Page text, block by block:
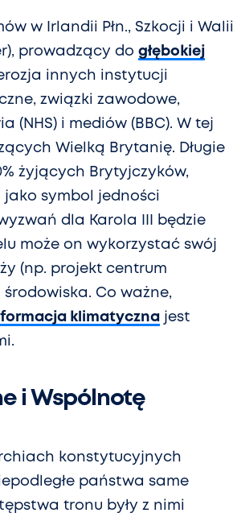
w Irlandii Płn., Szkocji i Walii
prowadzący do głębokiej
innych instytucji
związki zawodowe,
i mediów (BBC). W tej
Wielką Brytanię. Długie
żyjących Brytyjczyków,
symbol jedności
dla Karola III będzie
może on wykorzystać swój
(np. projekt centrum
Co ważne,
klimatycznajest
i Wspólnotę
konstytucyjnych
państwa same
tronu były z nimi